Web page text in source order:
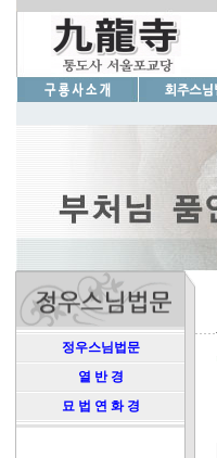
정우스님법문
열 반 경
묘 법 연 화 경